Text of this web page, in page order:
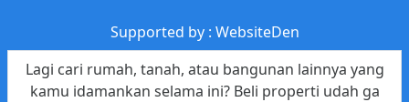
Supported by : WebsiteDen
Lagi cari rumah, tanah, atau bangunan lainnya yang
kamu idamankan selama ini? Beli properti udah ga